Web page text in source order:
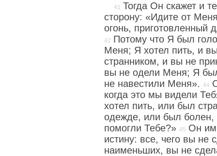
Тогда Он скажет и
сторону: «Идите от
огонь, приготовленный
Потому что Я был
Меня; Я хотел пить, и
странником, и вы не
вы не одели Меня; Я
не навестили Меня».
когда это мы видели
хотел пить, или был
одежде, или был
помогли Тебе?»
Он им
истину: все, чего вы не
наименьших, вы не